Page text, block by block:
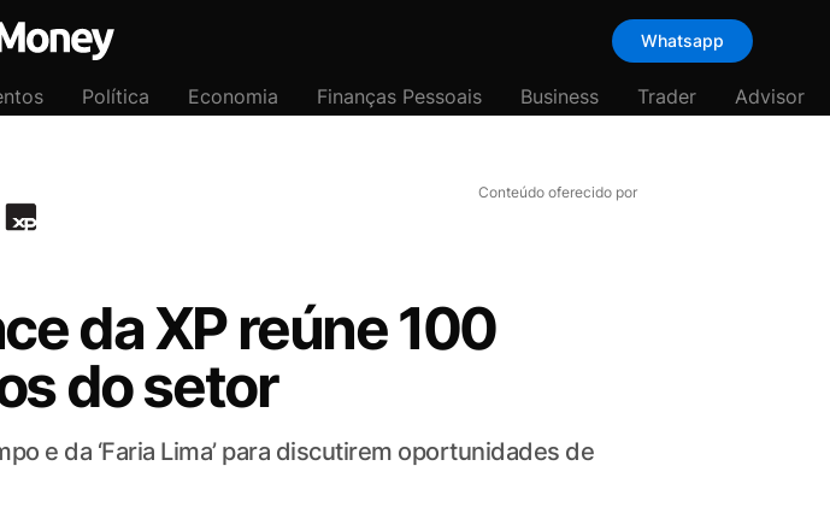
Whatsapp
Política Economia Finanças Pessoais Business Trader Advisor
Conteúdo oferecido por
da XP reúne 100
do setor
e da ‘Faria Lima’ para discutirem oportunidades de